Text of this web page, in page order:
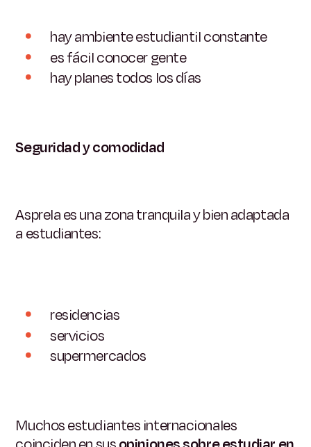
hay ambiente estudiantil constante
es fácil conocer gente
hay planes todos los días
Seguridad y comodidad
Asprela es una zona tranquila y bien adaptada
a estudiantes:
residencias
servicios
supermercados
Muchos estudiantes internacionales